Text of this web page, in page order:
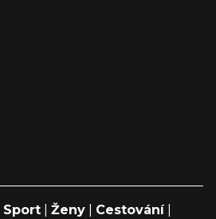
Sport Ženy Cestování|